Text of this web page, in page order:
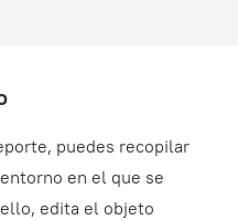
puedes recopilar
en el que se
edita el objeto